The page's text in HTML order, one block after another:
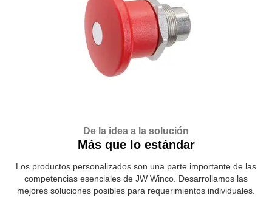
De la idea a la solución
Más que lo estándar
Los productos personalizados son una parte importante de las
competencias esenciales de JW Winco. Desarrollamos las
mejores soluciones posibles para requerimientos individuales.